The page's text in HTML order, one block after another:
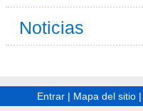
Noticias
Entrar | Mapa del sitio |